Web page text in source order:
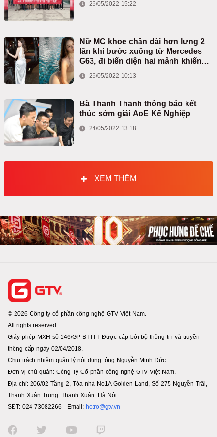
26/05/2022 15:22
Nữ MC khoe chân dài hơn lưng 2
lần khi bước xuống từ Mercedes
G63, đi biển diện hai mảnh khiến
26/05/2022 10:13
Bà Thanh Thanh thông báo kết
thúc sớm giải AoE Kế Nghiệp
24/05/2022 13:18
XEM THÊM
© 2026 Công ty cổ phần công nghệ GTV Việt Nam.
All rights reserved.
Giấy phép MXH số 146/GP-BTTTT Được cấp bởi bộ thông tin và truyền
thông cấp ngày 02/04/2018.
Chịu trách nhiệm quản lý nội dung: ông Nguyễn Minh Đức.
Đơn vị chủ quản: Công Ty Cổ phần công nghệ GTV Việt Nam.
Địa chỉ: 206/02 Tầng 2, Tòa nhà No1A Golden Land, Số 275 Nguyễn Trãi,
Thanh Xuân Trung. Thanh Xuân. Hà Nội
SĐT: 024 73082266 - Email: hotro@gtv.vn